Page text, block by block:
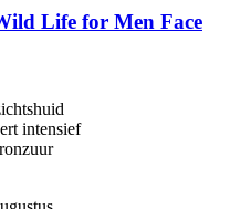
Life for Men Face
intensief